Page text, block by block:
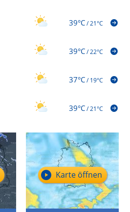
39°C/21°C
39°C/22°C
37°C/19°C
39°C/21°C
Karte öffnen